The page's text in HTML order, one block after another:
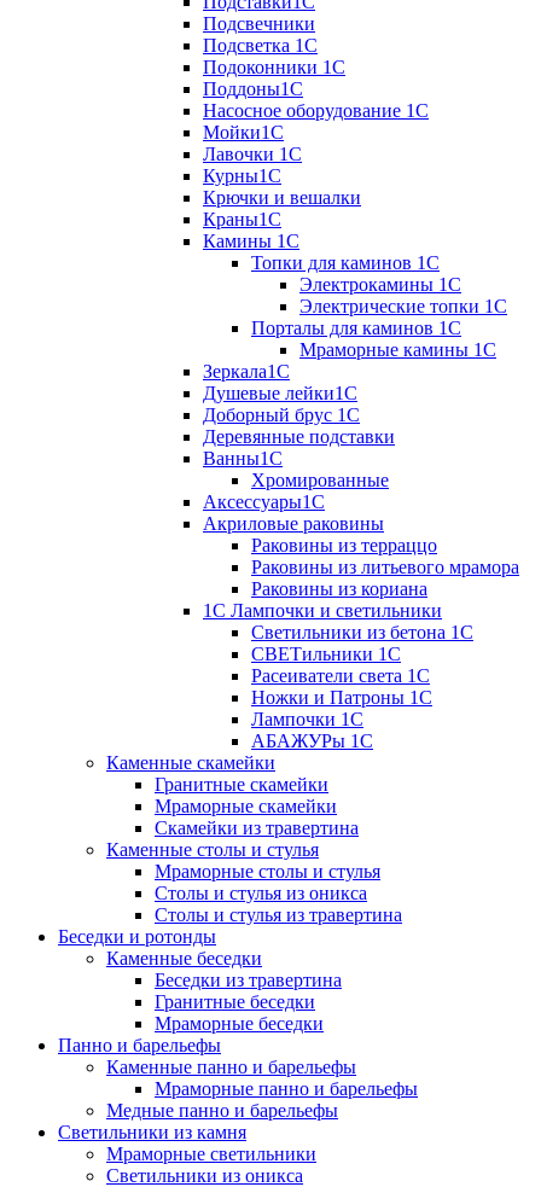
Подсвечники
Подсветка 1С
Подоконники 1С
Поддоны1С
Насосное оборудование 1С
Мойки1С
Лавочки 1С
Курны1С
Крючки и вешалки
Краны1С
Камины 1C
Топки для каминов 1C
Электрокамины 1С
Электрические топки 1C
Порталы для каминов 1С
Мраморные камины 1C
Зеркала1С
Душевые лейки1С
Доборный брус 1С
Деревянные подставки
Ванны1С
Хромированные
Аксессуары1С
Акриловые раковины
Раковины из терраццо
Раковины из литьевого мрамора
Раковины из кориана
1С Лампочки и светильники
Светильники из бетона 1С
СВЕТильники 1С
Расеиватели света 1С
Ножки и Патроны 1С
Лампочки 1С
АБАЖУРы 1С
Каменные скамейки
Гранитные скамейки
Мраморные скамейки
Скамейки из травертина
Каменные столы и стулья
Мраморные столы и стулья
Столы и стулья из оникса
Столы и стулья из травертина
Беседки и ротонды
Каменные беседки
Беседки из травертина
Гранитные беседки
Мраморные беседки
Панно и барельефы
Каменные панно и барельефы
Мраморные панно и барельефы
Медные панно и барельефы
Светильники из камня
Мраморные светильники
Светильники из оникса